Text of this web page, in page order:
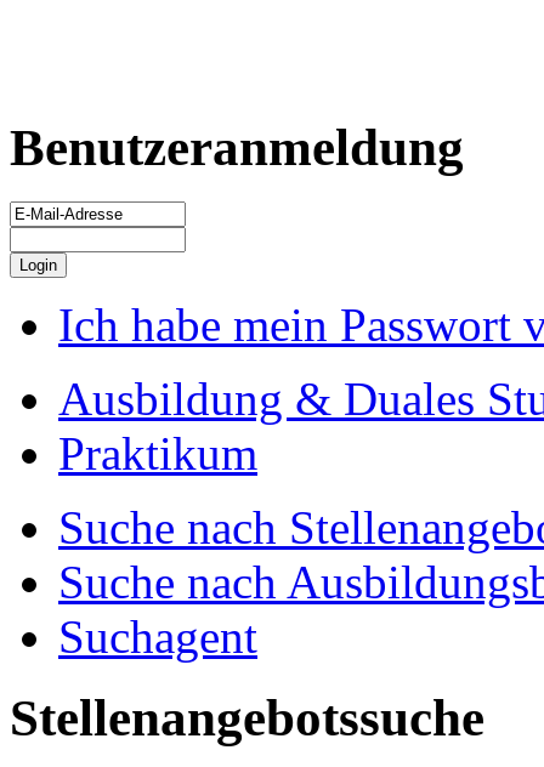
Benutzeranmeldung
Ich habe mein Passwort
Ausbildung & Duales
Praktikum
Suche nach
Suche nach
Suchagent
Stellenangebotssuche